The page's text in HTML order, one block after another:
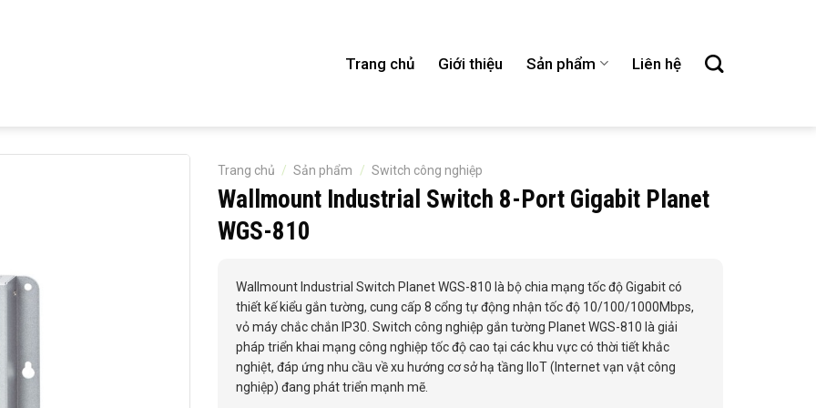
Trang chủ Giới thiệu Sản phẩm Liên hệ
Trang chủ / Sản phẩm / Switch công nghiệp
Wallmount Industrial Switch 8-Port Gigabit Planet
WGS-810
Wallmount Industrial Switch Planet WGS-810 là bộ chia mạng tốc độ Gigabit có
thiết kế kiểu gắn tường, cung cấp 8 cổng tự động nhận tốc độ 10/100/1000Mbps,
vỏ máy chắc chắn IP30. Switch công nghiệp gắn tường Planet WGS-810 là giải
pháp triển khai mạng công nghiệp tốc độ cao tại các khu vực có thời tiết khắc
nghiệt, đáp ứng nhu cầu về xu hướng cơ sở hạ tầng IIoT (Internet vạn vật công
nghiệp) đang phát triển mạnh mẽ.